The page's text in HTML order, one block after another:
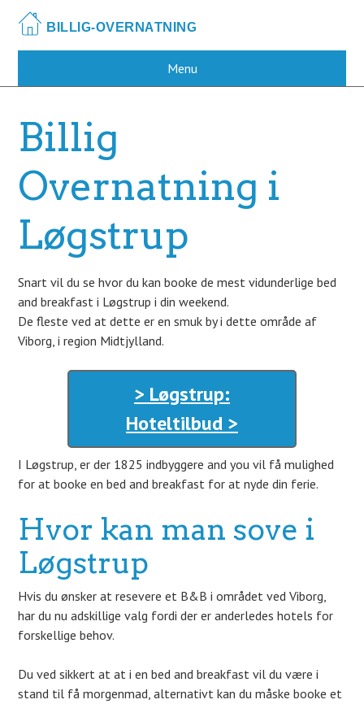
main
Menu
Billig
Overnatning i
Løgstrup
Snart vil du se hvor du kan booke de mest vidunderlige bed
and breakfast i Løgstrup i din weekend.
De fleste ved at dette er en smuk by i dette område af
Viborg, i region Midtjylland.
> Løgstrup:
Hoteltilbud >
I Løgstrup, er der 1825 indbyggere and you vil få mulighed
for at booke en bed and breakfast for at nyde din ferie.
Hvor kan man sove i
Løgstrup
Hvis du ønsker at resevere et B&B i området ved Viborg,
har du nu adskillige valg fordi der er anderledes hotels for
forskellige behov.
Du ved sikkert at at i en bed and breakfast vil du være i
stand til få morgenmad, alternativt kan du måske booke et